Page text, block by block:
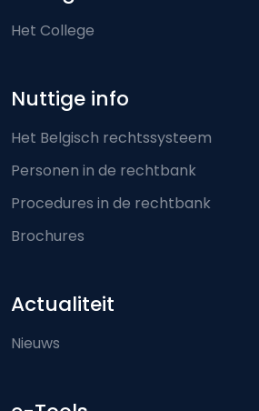
Het College
Nuttige info
Het Belgisch rechtssysteem
Personen in de rechtbank
Procedures in de rechtbank
Brochures
Actualiteit
Nieuws